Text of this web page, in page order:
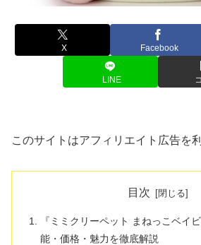
X Facebook
LINE
このサイトはアフィリエイト広告を
目次
『ミミクリーペット まねっこベイ
能・価格・魅力を徹底解説